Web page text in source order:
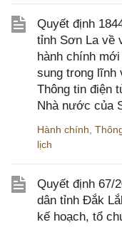
Quyết định
tỉnh Sơn La về
hành chính
sung trong lĩnh
Thông tin điện
Nhà nước của
Hành chính
lịch
Quyết định 67/
dân tỉnh Đắk
kế hoạch, tổ